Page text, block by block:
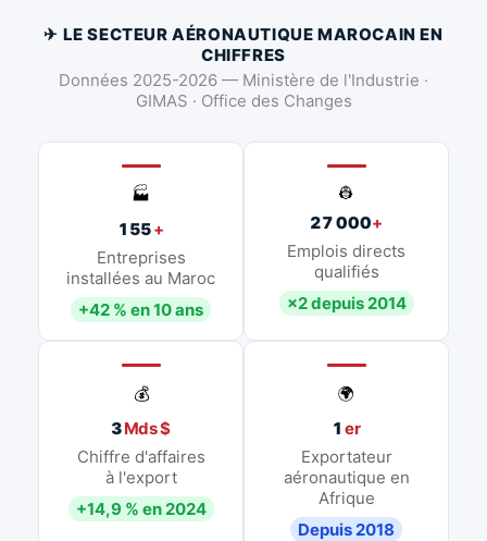
✈ LE SECTEUR AÉRONAUTIQUE MAROCAIN EN
CHIFFRES
Données 2025-2026 — Ministère de l'Industrie ·
GIMAS · Office des Changes
🏭
155+
Entreprises
installées au Maroc
+42 % en 10 ans
👷
27 000+
Emplois directs
qualifiés
×2 depuis 2014
💰
3Mds $
Chiffre d'affaires
à l'export
+14,9 % en 2024
🌍
1 er
Exportateur
aéronautique en
Afrique
Depuis 2018